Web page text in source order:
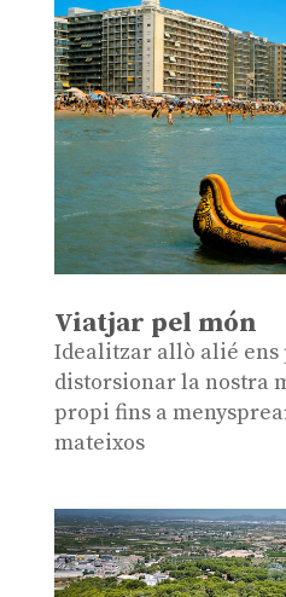
Viatjar pel món
Idealitzar allò alié ens
distorsionar la nostra
propi fins a
mateixos